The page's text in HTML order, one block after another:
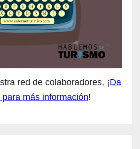
red de colaboradores, ¡Da
más información!